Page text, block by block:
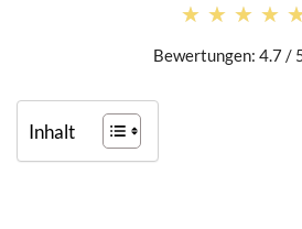
Bewertungen: 4.7 /
Inhalt